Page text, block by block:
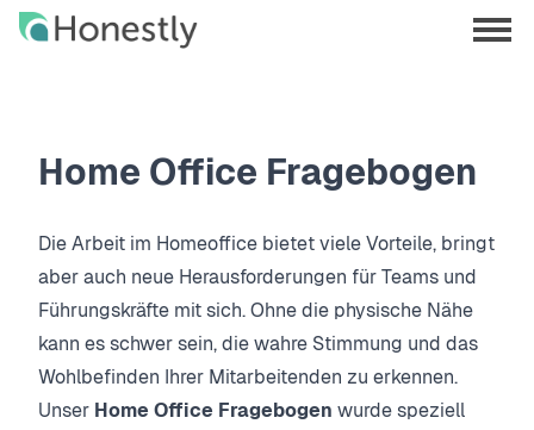
Skip
Skip
menu
Home Office Fragebogen
Die Arbeit im Homeoffice bietet viele Vorteile, bringt
aber auch neue Herausforderungen für Teams und
Führungskräfte mit sich. Ohne die physische Nähe
kann es schwer sein, die wahre Stimmung und das
Wohlbefinden Ihrer Mitarbeitenden zu erkennen.
Unser Home Office Fragebogen wurde speziell